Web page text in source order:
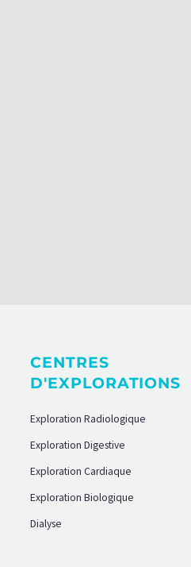
CENTRES
D'EXPLORATIONS
Exploration Radiologique
Exploration Digestive
Exploration Cardiaque
Exploration Biologique
Dialyse